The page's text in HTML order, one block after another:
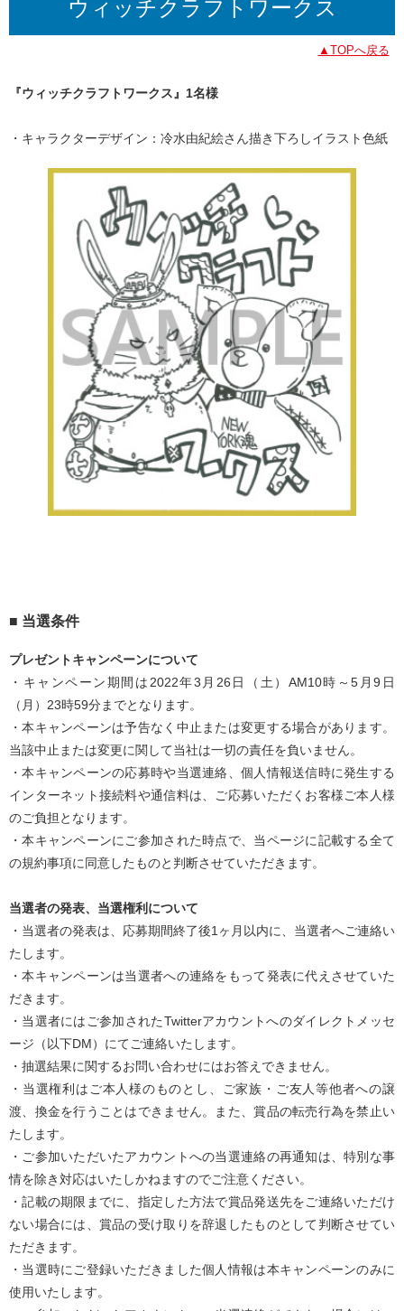
ウィッチクラフトワークス
▲TOPへ戻る
『ウィッチクラフトワークス』1名様
・キャラクターデザイン：冷水由紀絵さん描き下ろしイラスト色紙
■ 当選条件
プレゼントキャンペーンについて
・キャンペーン期間は2022年3月26日（土）AM10時～5月9日
（月）23時59分までとなります。
・本キャンペーンは予告なく中止または変更する場合があります。
当該中止または変更に関して当社は一切の責任を負いません。
・本キャンペーンの応募時や当選連絡、個人情報送信時に発生する
インターネット接続料や通信料は、ご応募いただくお客様ご本人様
のご負担となります。
・本キャンペーンにご参加された時点で、当ページに記載する全て
の規約事項に同意したものと判断させていただきます。
当選者の発表、当選権利について
・当選者の発表は、応募期間終了後1ヶ月以内に、当選者へご連絡い
たします。
・本キャンペーンは当選者への連絡をもって発表に代えさせていた
だきます。
・当選者にはご参加されたTwitterアカウントへのダイレクトメッセ
ージ（以下DM）にてご連絡いたします。
・抽選結果に関するお問い合わせにはお答えできません。
・当選権利はご本人様のものとし、ご家族・ご友人等他者への譲
渡、換金を行うことはできません。また、賞品の転売行為を禁止い
たします。
・ご参加いただいたアカウントへの当選連絡の再通知は、特別な事
情を除き対応はいたしかねますのでご注意ください。
・記載の期限までに、指定した方法で賞品発送先をご連絡いただけ
ない場合には、賞品の受け取りを辞退したものとして判断させてい
ただきます。
・当選時にご登録いただきました個人情報は本キャンペーンのみに
使用いたします。